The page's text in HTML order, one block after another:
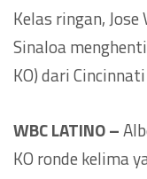
Kelas ringan,
Sinaloa
KO) dari
WBC LATINO –
KO ronde kelima